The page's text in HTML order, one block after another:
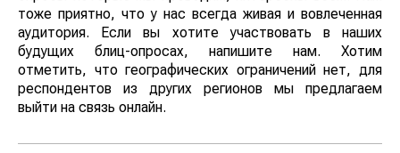
тоже приятно, что у нас всегда живая и вовлеченная
аудитория. Если вы хотите участвовать в наших
будущих блиц-опросах, напишите нам. Хотим
отметить, что географических ограничений нет, для
респондентов из других регионов мы предлагаем
выйти на связь онлайн.